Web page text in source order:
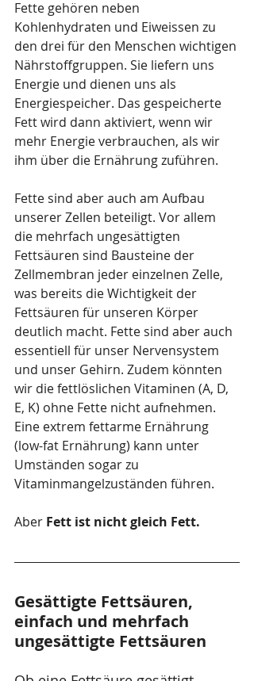
Fette gehören neben
Kohlenhydraten und Eiweissen zu
den drei für den Menschen wichtigen
Nährstoffgruppen. Sie liefern uns
Energie und dienen uns als
Energiespeicher. Das gespeicherte
Fett wird dann aktiviert, wenn wir
mehr Energie verbrauchen, als wir
ihm über die Ernährung zuführen.
Fette sind aber auch am Aufbau
unserer Zellen beteiligt. Vor allem
die mehrfach ungesättigten
Fettsäuren sind Bausteine der
Zellmembran jeder einzelnen Zelle,
was bereits die Wichtigkeit der
Fettsäuren für unseren Körper
deutlich macht. Fette sind aber auch
essentiell für unser Nervensystem
und unser Gehirn. Zudem könnten
wir die fettlöslichen Vitaminen (A, D,
E, K) ohne Fette nicht aufnehmen.
Eine extrem fettarme Ernährung
(low-fat Ernährung) kann unter
Umständen sogar zu
Vitaminmangelzuständen führen.
Aber Fett ist nicht gleich Fett.
Gesättigte Fettsäuren,
einfach und mehrfach
ungesättigte Fettsäuren